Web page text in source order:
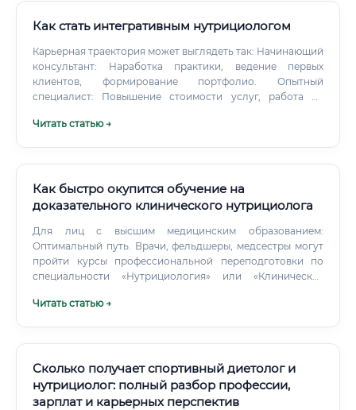
Как стать интегративным нутрициологом
Карьерная траектория может выглядеть так: Начинающий
консультант: Наработка практики, ведение первых
клиентов, формирование портфолио. Опытный
специалист: Повышение стоимости услуг, работа со
Читать статью →
Как быстро окупится обучение на
доказательного клинического нутрициолога
Для лиц с высшим медицинским образованием:
Оптимальный путь. Врачи, фельдшеры, медсестры могут
пройти курсы профессиональной переподготовки по
специальности «Нутрициология» или «Клиническая
Читать статью →
Сколько получает спортивный диетолог и
нутрициолог: полный разбор профессии,
зарплат и карьерных перспектив